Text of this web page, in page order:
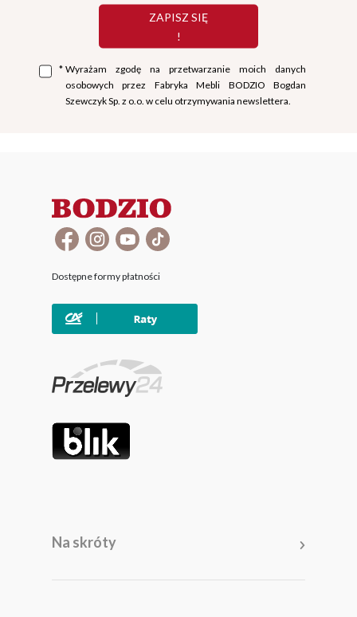
ZAPISZ SIĘ
!
* Wyrażam zgodę na przetwarzanie moich danych
osobowych przez Fabryka Mebli BODZIO Bogdan
Szewczyk Sp. z o.o. w celu otrzymywania newslettera.
Dostępne formy płatności
Na skróty